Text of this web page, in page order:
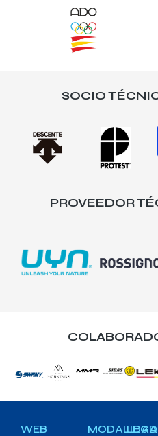
SOCIO
PROVEEDOR
WEB